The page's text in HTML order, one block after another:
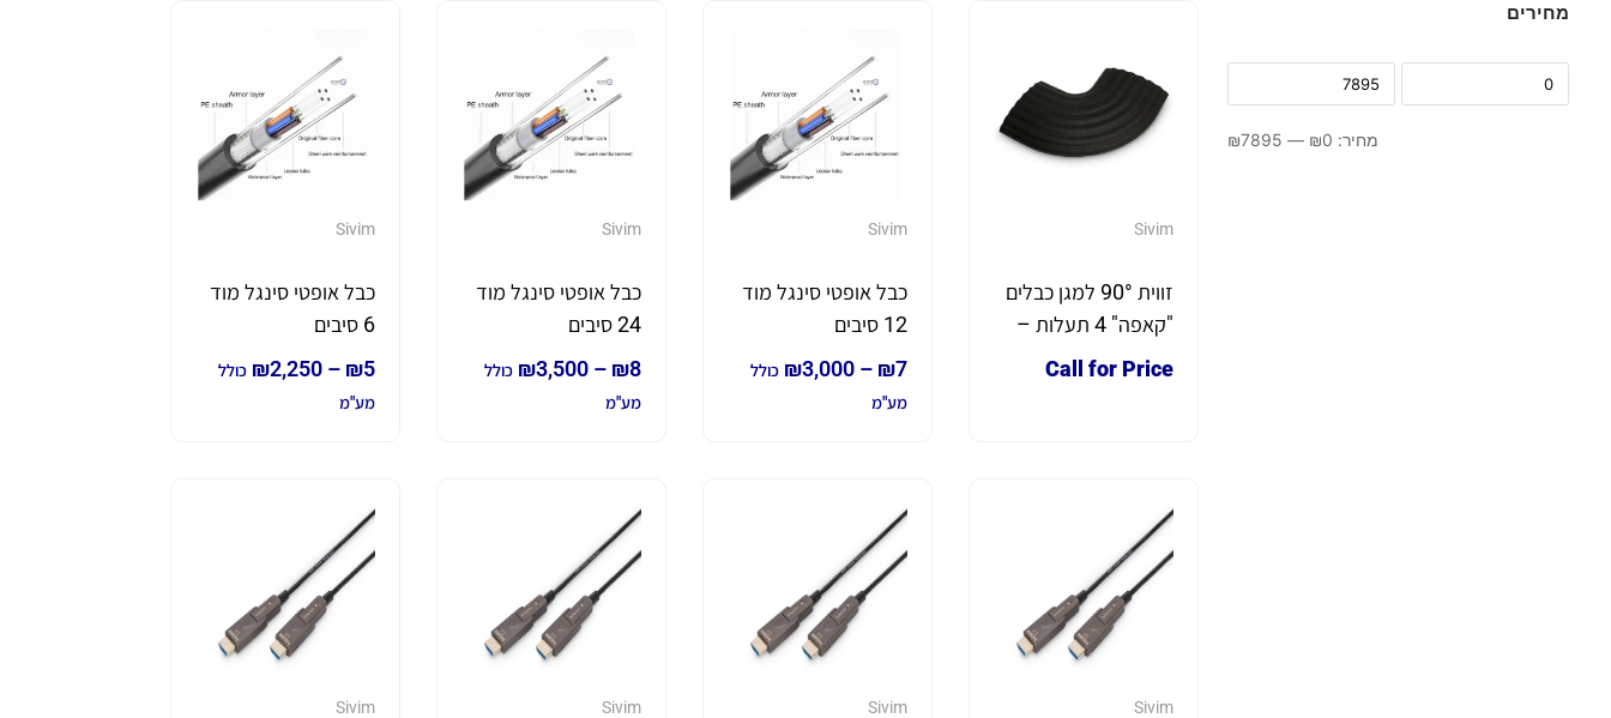
Sivim
זווית 90° למגן כבלים
"קאפה" 4 תעלות –
לשימוש פנימי
Call for Price
Sivim
כבל אופטי סינגל מוד
12 סיבים
₪7
–
₪3,000
כולל
מע"מ
Sivim
כבל אופטי סינגל מוד
24 סיבים
₪8
–
₪3,500
כולל
מע"מ
Sivim
כבל אופטי סינגל מוד
6 סיבים
₪5
–
₪2,250
כולל
מע"מ
Sivim
Sivim
Sivim
Sivim
מחירים
מחיר: ₪0
—
₪7895